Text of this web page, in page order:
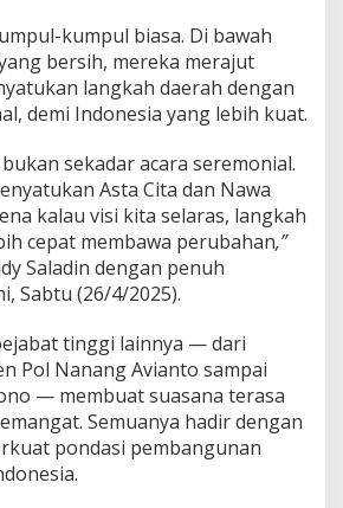
i
u
s
"
D
m
i
M
s
a
D
p
n
B
a
n
s
kumpul biasa. Di bawah
bersih, mereka merajut
langkah daerah dengan
demi Indonesia yang lebih kuat.
sekadar acara seremonial.
Asta Cita dan Nawa
kalau visi kita selaras, langkah
cepat membawa perubahan,”
Saladin dengan penuh
Sabtu (26/4/2025).
tinggi lainnya — dari
Pol Nanang Avianto sampai
— membuat suasana terasa
Semuanya hadir dengan
pondasi pembangunan